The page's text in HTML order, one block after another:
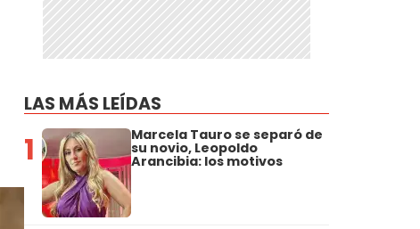
LAS MÁS LEÍDAS
1 Marcela Tauro se separó de
su novio, Leopoldo
Arancibia: los motivos